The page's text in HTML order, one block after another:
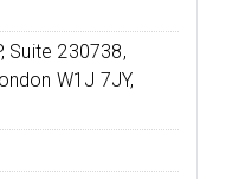
Suite 230738,
W1J 7JY,